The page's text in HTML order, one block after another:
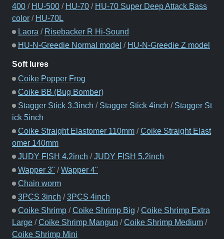
400 / HU-500 / HU-70 / HU-70 Super Deep Attack Bass
color / HU-70L
Laora / Risebacker R Hi-Sound
HU-N-Greedie Normal model / HU-N-Greedie Z model
Soft lures
Coike Popper Frog
Coike BB (Bug Bomber)
Stagger Stick 3.3inch / Stagger Stick 4inch / Stagger St
ick 5inch
Coike Straight Elastomer 110mm /Coike Straight Elast
omer 140mm
JUDY FISH 4.2inch /JUDY FISH 5.2inch
Wapper 3" /Wapper 4"
Chain worm
3PCS 3inch /3PCS 4inch
Coike Shrimp /Coike Shrimp Big /Coike Shrimp Extra
Large /Coike Shrimp Mangun /Coike Shrimp Medium /
Coike Shrimp Mini